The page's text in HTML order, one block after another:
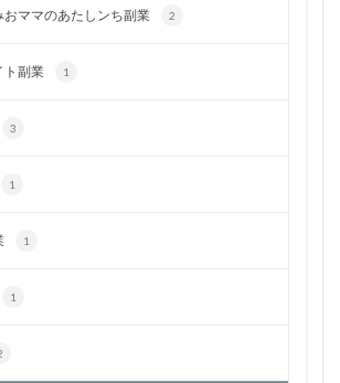
おママのあたしンち副業 2
ト副業 1
3
1
1
1